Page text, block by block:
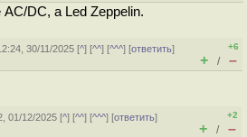
DC, а Led Zeppelin.
30/11/2025 [^] [^^] [^^^] [ответить]
+6
+ / –
01/12/2025 [^] [^^] [^^^] [ответить]
+2
+ / –